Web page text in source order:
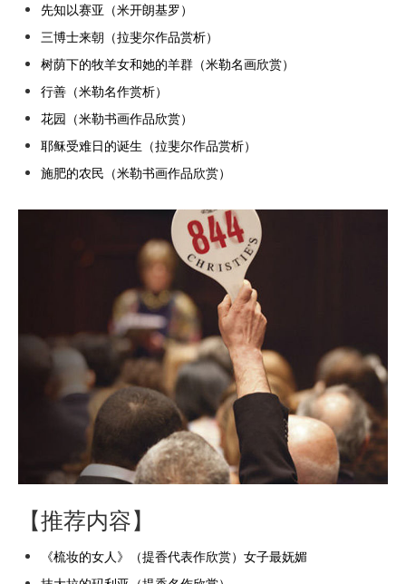
先知以赛亚（米开朗基罗）
三博士来朝（拉斐尔作品赏析）
树荫下的牧羊女和她的羊群（米勒名画欣赏）
行善（米勒名作赏析）
花园（米勒书画作品欣赏）
耶稣受难日的诞生（拉斐尔作品赏析）
施肥的农民（米勒书画作品欣赏）
【推荐内容】
《梳妆的女人》（提香代表作欣赏）女子最妩媚